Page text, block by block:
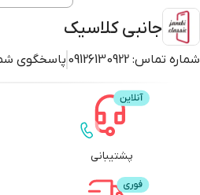
جانبی کلاسیک
شماره تماس: 09126130922 پاسخگوی
پشتیبانی